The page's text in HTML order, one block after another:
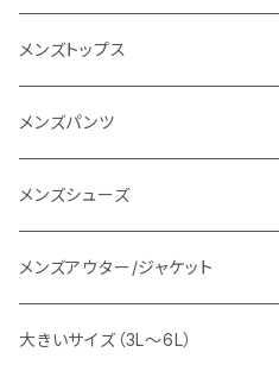
go slow caravan
SY32 by SWEET YEARS
URBAN SQUARE
EDWIN
snow peak
レディース
スーツ
カジュアルセットアップ
スラックス
ワイシャツ
シューズ
メンズトップス
Tシャツ/カットソー
シャツ/ポロシャツ
パーカー/スウェット
ニット
メンズパンツ
デニムパンツ
イージーパンツ
スラックス
メンズシューズ
メンズアウター/ジャケット
ジャケット
大きいサイズ（3L～6L）